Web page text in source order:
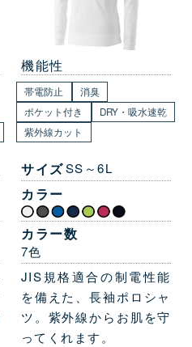
機能性
帯電防止
消臭
ポケット付き
DRY・吸水速乾
紫外線カット
サイズSS～6L
カラー
カラー数
7色
JIS規格適合の制電性能
を備えた、長袖ポロシャ
ツ。紫外線からお肌を守
ってくれます。